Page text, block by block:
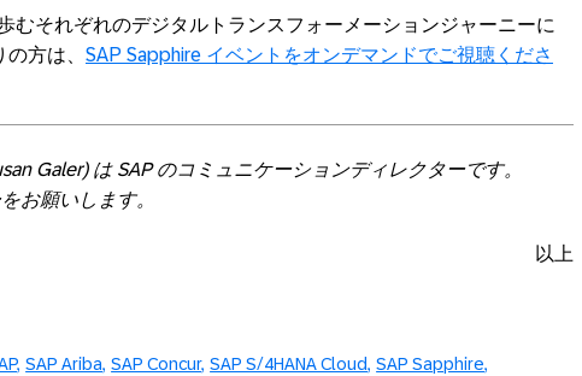
むそれぞれのデジタルトランスフォーメーションジャーニーに
方は、 SAP Sapphire イベントをオンデマンドでご視聴くださ
Galer) はSAPのコミュニケーションディレクターです。
お願いします。
以上
SAP Ariba SAP Concur SAP S/4HANA Cloud SAP Sapphire